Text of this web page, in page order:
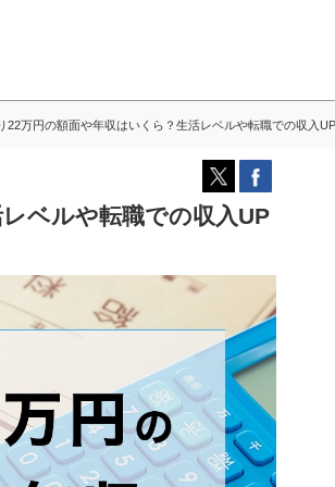
22万円の額面や年収はいくら？生活レベルや転職での収入
ベルや転職での収入UP